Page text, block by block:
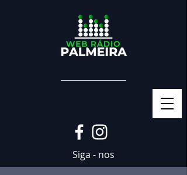
Siga - nos